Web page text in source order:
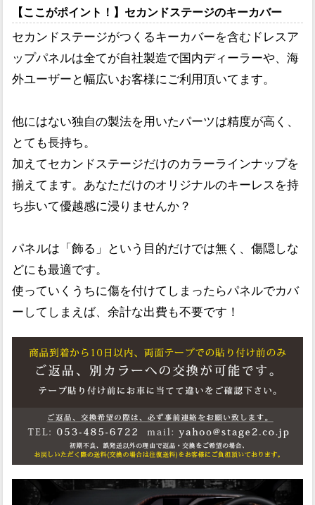
【ここがポイント！】セカンドステージのキーカバー
セカンドステージがつくるキーカバーを含むドレスア
ップパネルは全てが自社製造で国内ディーラーや、海
外ユーザーと幅広いお客様にご利用頂いてます。
他にはない独自の製法を用いたパーツは精度が高く、
とても長持ち。
加えてセカンドステージだけのカラーラインナップを
揃えてます。あなただけのオリジナルのキーレスを持
ち歩いて優越感に浸りませんか？
パネルは「飾る」という目的だけでは無く、傷隠しな
どにも最適です。
使っていくうちに傷を付けてしまったらパネルでカバ
ーしてしまえば、余計な出費も不要です！